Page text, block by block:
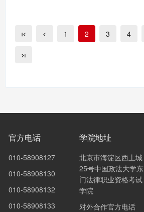
1 2 3 4
官方电话
010-58908127
010-58908130
010-58908132
010-58908133
学院地址
北京市海淀区西土城
25号中国政法大学东
门法律职业资格考试
学院
对外合作官方电话